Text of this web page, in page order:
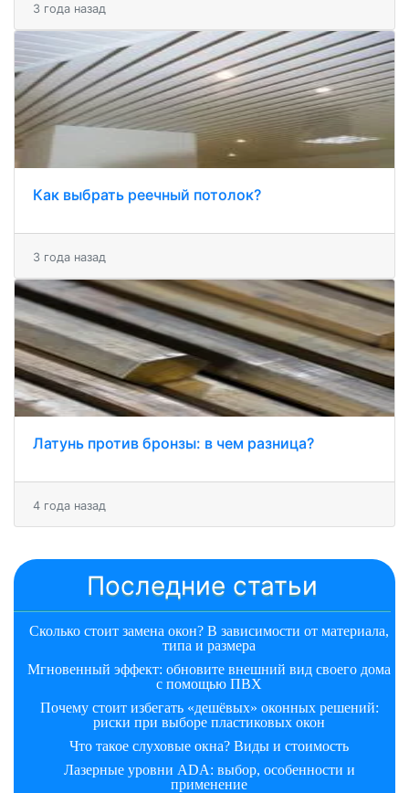
3 года назад
Как выбрать реечный потолок?
3 года назад
Латунь против бронзы: в чем разница?
4 года назад
Последние статьи
Сколько стоит замена окон? В зависимости от материала,
типа и размера
Мгновенный эффект: обновите внешний вид своего дома
с помощью ПВХ
Почему стоит избегать «дешёвых» оконных решений:
риски при выборе пластиковых окон
Что такое слуховые окна? Виды и стоимость
Лазерные уровни ADA: выбор, особенности и
применение